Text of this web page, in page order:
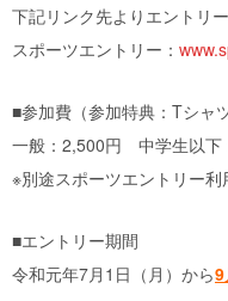
下記リンク先よりエントリー
スポーツエントリー：
■参加費（参加特典：Tシャツ
一般：2,500円 中学生以下
※別途スポーツエントリー利
■エントリー期間
令和元年7月1日（月）から